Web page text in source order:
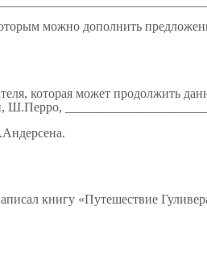
можно дополнить
которая может продолжить
книгу «Путешествие